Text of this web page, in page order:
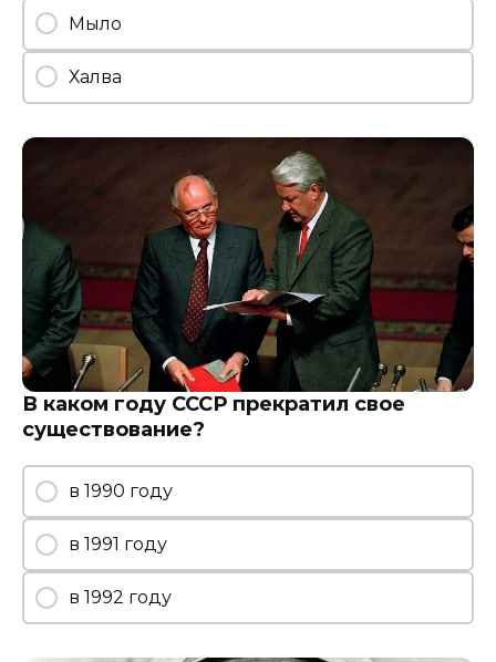
Мыло
Халва
В каком году СССР прекратил свое
существование?
в 1990 году
в 1991 году
в 1992 году